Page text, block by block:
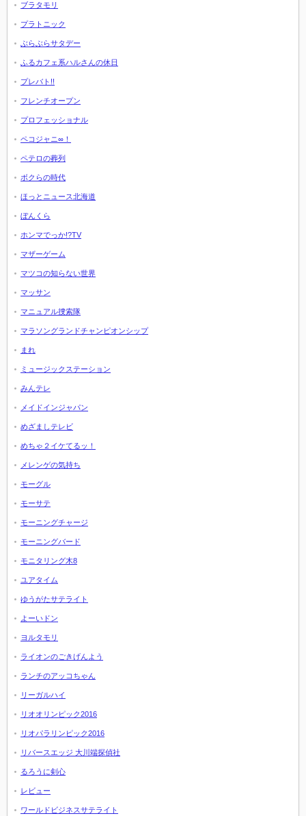
ブラタモリ
プラトニック
ぶらぶらサタデー
ふるカフェ系ハルさんの休日
プレバト!!
フレンチオープン
プロフェッショナル
ペコジャニ∞！
ペテロの葬列
ボクらの時代
ほっとニュース北海道
ぼんくら
ホンマでっか!?TV
マザーゲーム
マツコの知らない世界
マッサン
マニュアル捜索隊
マラソングランドチャンピオンシップ
まれ
ミュージックステーション
みんテレ
メイドインジャパン
めざましテレビ
めちゃ２イケてるッ！
メレンゲの気持ち
モーグル
モーサテ
モーニングチャージ
モーニングバード
モニタリング木8
ユアタイム
ゆうがたサテライト
よーいドン
ヨルタモリ
ライオンのごきげんよう
ランチのアッコちゃん
リーガルハイ
リオオリンピック2016
リオパラリンピック2016
リバースエッジ 大川端探偵社
るろうに剣心
レビュー
ワールドビジネスサテライト